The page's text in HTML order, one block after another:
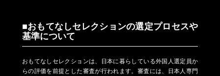
■おもてなしセレクションの選定プロセスや
基準について
おもてなしセレクションは、日本に暮らしている外国人選定員か
らの評価を前提とした審査が行われます。審査には、日本人専門